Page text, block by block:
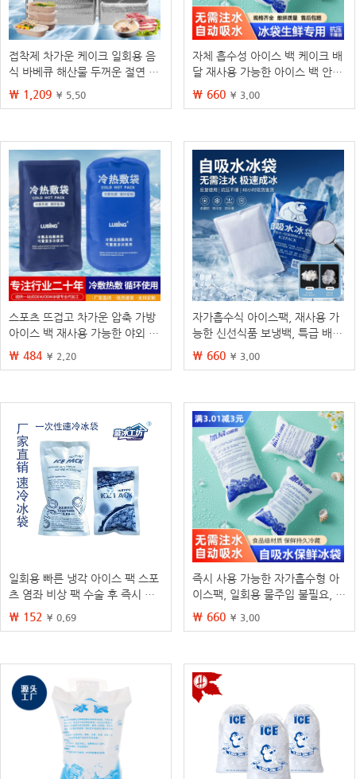
접착제 차가운 케이크 일회용 음
식 바베큐 해산물 두꺼운 절연 도
매 테이크 아웃 절연 가방 알루미
늄 호일 단열 가방
₩ 1,209 ¥ 5.50
자체 흡수성 아이스 백 케이크 배
달 재사용 가능한 아이스 백 안티
폭발 아이스 백 일회용 콜드 스토
리지 백
₩ 660 ¥ 3.00
스포츠 뜨겁고 차가운 압축 가방
아이스 백 재사용 가능한 야외 무
릎과 발목 합동 얼음 응용 가방 뜨
겁고 차가운 가방
₩ 484 ¥ 2.20
자가흡수식 아이스팩, 재사용 가
능한 신선식품 보냉백, 특급 배송
용 케이크 테이크아웃 항공용 보
냉 아이스팩
₩ 660 ¥ 3.00
일회용 빠른 냉각 아이스 팩 스포
츠 염좌 비상 팩 수술 후 즉시 냉
각 아이스 팩 인스턴트 아이스 팩
₩ 152 ¥ 0.69
즉시 사용 가능한 자가흡수형 아
이스팩, 일회용 물주입 불필요, 신
선 과일 배송용, 냉동/냉장 보관
용, 맞춤 제작 아이스팩
₩ 660 ¥ 3.00